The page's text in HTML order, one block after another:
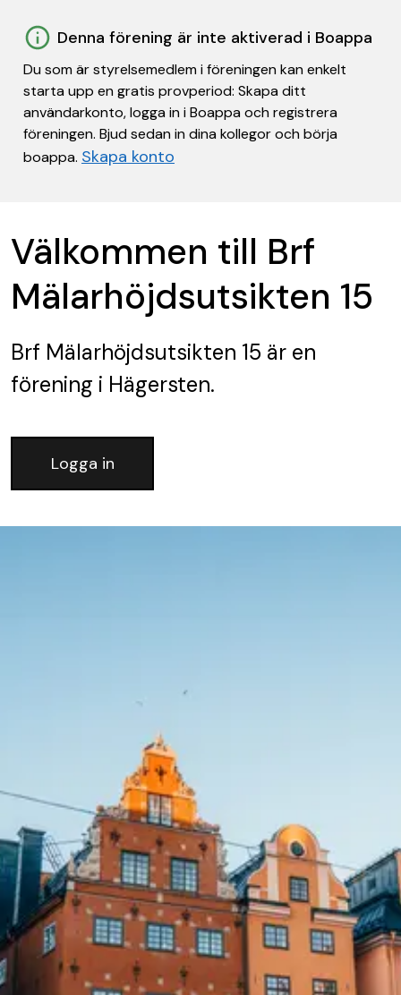
Denna förening är inte aktiverad i Boappa
Du som är styrelsemedlem i föreningen kan enkelt
starta upp en gratis provperiod: Skapa ditt
användarkonto, logga in i Boappa och registrera
föreningen. Bjud sedan in dina kollegor och börja
boappa. Skapa konto
Välkommen till Brf
Mälarhöjdsutsikten 15
Brf Mälarhöjdsutsikten 15 är en
förening i Hägersten.
Logga in